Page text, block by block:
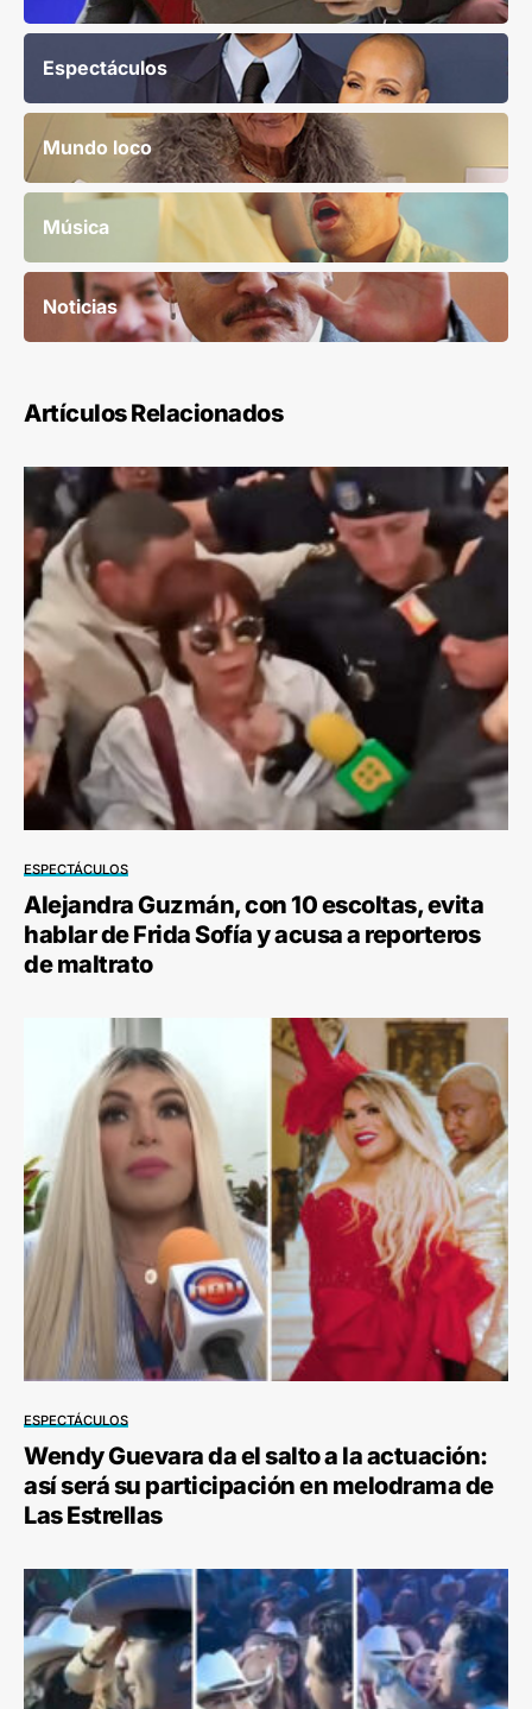
Espectáculos
Mundo loco
Música
Noticias
Artículos Relacionados
ESPECTÁCULOS
Alejandra Guzmán, con 10 escoltas, evita
hablar de Frida Sofía y acusa a reporteros
de maltrato
ESPECTÁCULOS
Wendy Guevara da el salto a la actuación:
así será su participación en melodrama de
Las Estrellas